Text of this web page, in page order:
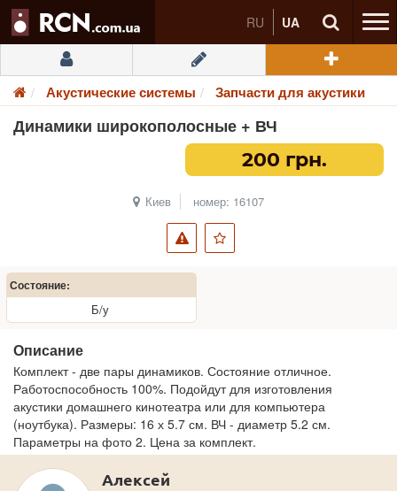
RU UA
Акустические системы Запчасти для акустики
Динамики широкополосные + ВЧ
200 грн.
Киев номер: 16107
Состояние:
Б/у
Описание
Комплект - две пары динамиков. Состояние отличное.
Работоспособность 100%. Подойдут для изготовления
акустики домашнего кинотеатра или для компьютера
(ноутбука). Размеры: 16 х 5.7 см. ВЧ - диаметр 5.2 см.
Параметры на фото 2. Цена за комплект.
Алексей